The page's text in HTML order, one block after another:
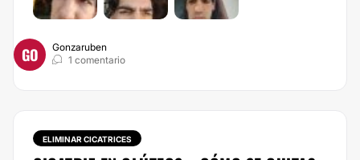
GO
Gonzaruben
1 comentario
ELIMINAR CICATRICES